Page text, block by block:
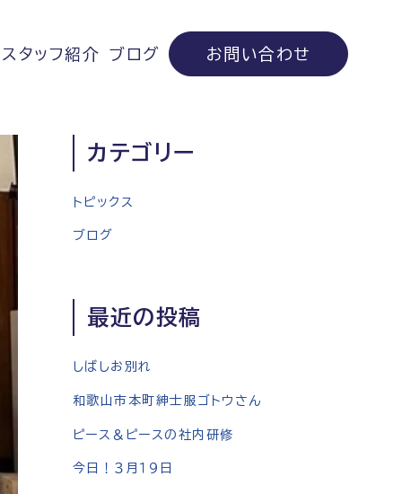
スタッフ紹介 ブログ お問い合わせ
カテゴリー
トピックス
ブログ
最近の投稿
しばしお別れ
和歌山市本町紳士服ゴトウさん
ピース＆ピースの社内研修
今日！３月１９日